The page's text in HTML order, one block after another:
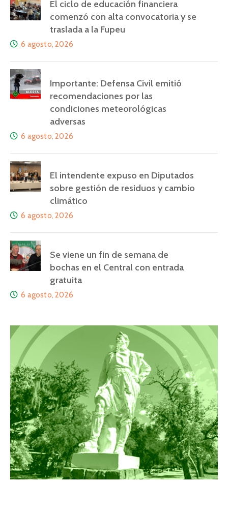
El ciclo de educación financiera
comenzó con alta convocatoria y se
traslada a la Fupeu
6 agosto, 2026
Importante: Defensa Civil emitió
recomendaciones por las
condiciones meteorológicas
adversas
6 agosto, 2026
El intendente expuso en Diputados
sobre gestión de residuos y cambio
climático
6 agosto, 2026
Se viene un fin de semana de
bochas en el Central con entrada
gratuita
6 agosto, 2026